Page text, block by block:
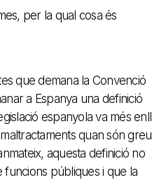
per la qual cosa és
que demana la Convenció
a Espanya una definició
espanyola va més
quan són
aquesta definició no
públiques i que la